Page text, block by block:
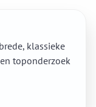
klassieke
toponderzoek